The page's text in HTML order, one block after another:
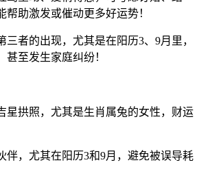
助激发或催动更多好运势！
三者的出现，尤其是在阳历3、9月里，
甚至发生家庭纠纷！
星拱照，尤其是生肖属兔的女性，财运
伴，尤其在阳历3和9月，避免被误导耗